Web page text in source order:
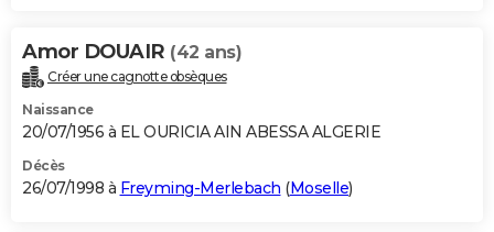
Amor DOUAIR (42 ans)
Créer une cagnotte obsèques
Naissance
20/07/1956 à EL OURICIA AIN ABESSA ALGERIE
Décès
26/07/1998 à Freyming-Merlebach (Moselle)